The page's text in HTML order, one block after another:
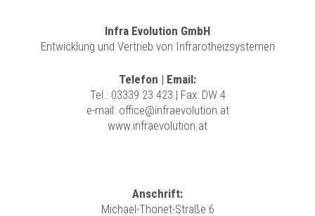
Infra Evolution GmbH
Entwicklung und Vertrieb von Infrarotheizsystemen
Telefon | Email:
Tel.: 03339 23 423 | Fax: DW 4
e-mail: office@infraevolution.at
www.infraevolution.at
Anschrift:
Michael-Thonet-Straße 6